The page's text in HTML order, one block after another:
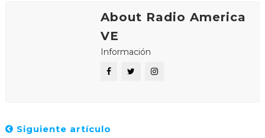
About Radio America
VE
Información
Siguiente artículo